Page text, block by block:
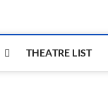
THEATRE LIST